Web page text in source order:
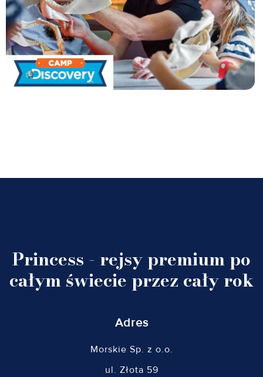
Princess - rejsy premium po
całym świecie przez cały rok
Adres
Morskie Sp. z o.o.
ul. Złota 59